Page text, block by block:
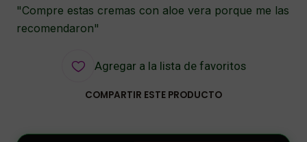
"Compre estas cremas con aloe vera porque me las
recomendaron"
Agregar a la lista de favoritos
COMPARTIR ESTE PRODUCTO